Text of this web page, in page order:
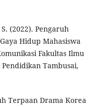
(2022). Pengaruh
Hidup Mahasiswa
Fakultas Ilmu
Tambusai,
Terpaan Drama Korea